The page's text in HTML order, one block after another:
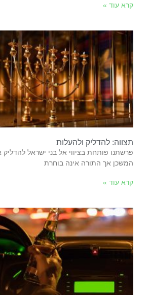
קרא עוד »
תצווה: להדליק ולהעלות
‬המשכן‭ ‬אך‭ ‬התורה‭ ‬אינה‭ ‬בוחרת‭
קרא עוד »